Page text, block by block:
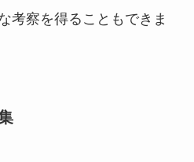
考察を得ることもできま